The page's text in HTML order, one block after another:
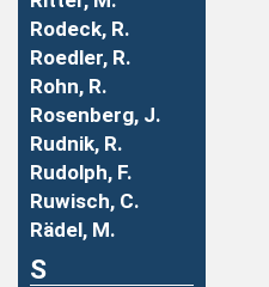
Rodeck, R.
Roedler, R.
Rohn, R.
Rosenberg, J.
Rudnik, R.
Rudolph, F.
Ruwisch, C.
Rädel, M.
S